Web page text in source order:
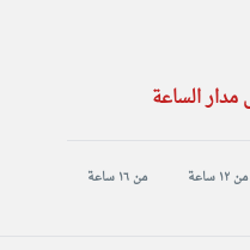
مدار الساعة
من ١٢ ساعة من ١٦ ساعة